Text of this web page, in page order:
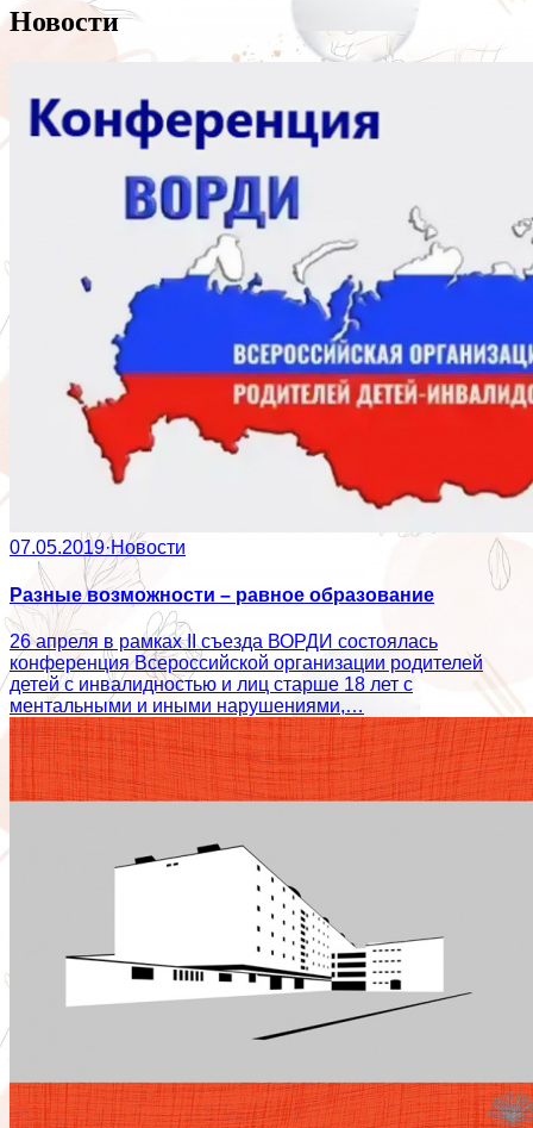
Новости
07.05.2019·Новости
Разные возможности – равное образование
26 апреля в рамках II съезда ВОРДИ состоялась
конференция Всероссийской организации родителей
детей с инвалидностью и лиц старше 18 лет с
ментальными и иными нарушениями,…